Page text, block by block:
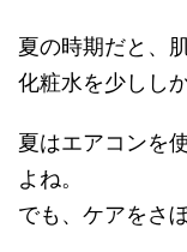
夏の時期だと、
化粧水を少しし
夏はエアコンを
よね。
でも、ケアをさ